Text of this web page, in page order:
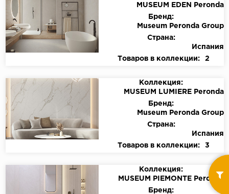
MUSEUM EDEN Peronda
Бренд:
Museum Peronda Group
Страна:
Испания
Товаров в коллекции:
2
Коллекция:
MUSEUM LUMIERE Peronda
Бренд:
Museum Peronda Group
Страна:
Испания
Товаров в коллекции:
3
Коллекция:
MUSEUM PIEMONTE Peronda
Бренд: